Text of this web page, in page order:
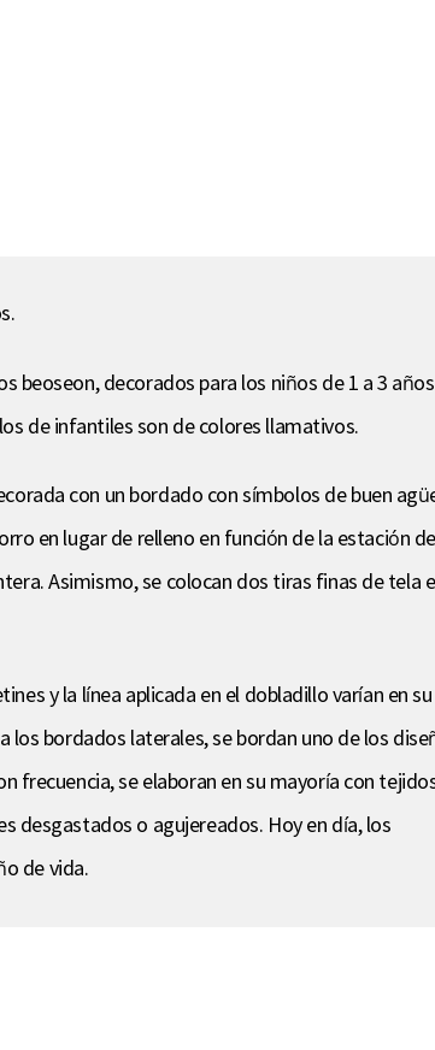
beoseon, decorados para los niños de 1 a 3
de infantiles son de colores llamativos.
con un bordado con símbolos de buen
en lugar de relleno en función de la estación
Asimismo, se colocan dos tiras finas de tela
y la línea aplicada en el dobladillo varían en
los bordados laterales, se bordan uno de los
frecuencia, se elaboran en su mayoría con
desgastados o agujereados. Hoy en día, los
de vida.